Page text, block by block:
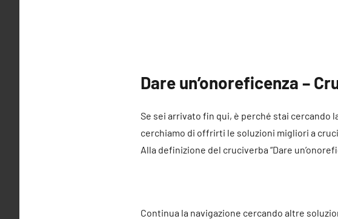
Dare un’onoreficenza –
Se sei arrivato fin qui, è perché stai cercando
cerchiamo di offrirti le soluzioni migliori a
Alla definizione del cruciverba “Dare
Continua la navigazione cercando altre